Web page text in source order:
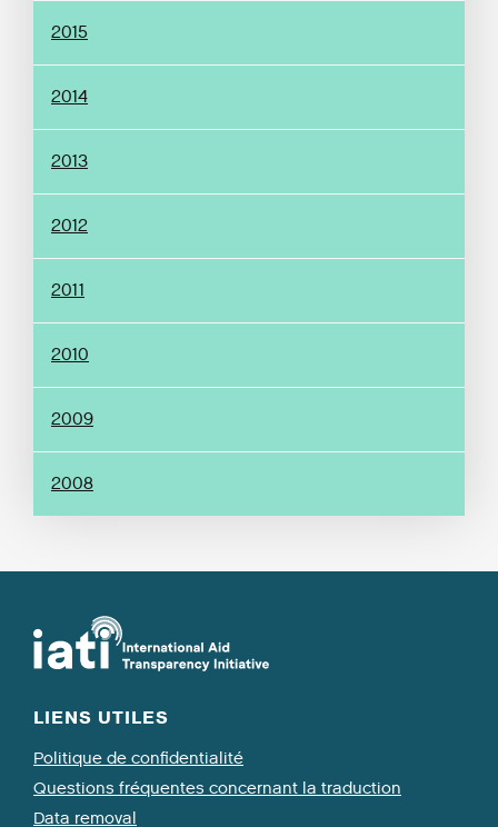
2015
2014
2013
2012
2011
2010
2009
2008
LIENS UTILES
Politique de confidentialité
Questions fréquentes concernant la traduction
Data removal